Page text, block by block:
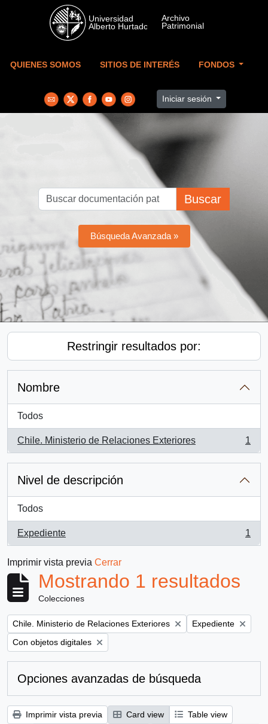
Skip to main content
QUIENES SOMOS SITIOS DE INTERÉS FONDOS
Iniciar sesión
Buscar
Búsqueda Avanzada »
Restringir resultados por:
Nombre
Todos
Chile. Ministerio de Relaciones Exteriores
, 1 resultados
1
Nivel de descripción
Todos
Expediente
, 1 resultados
1
Imprimir vista previa Cerrar
Mostrando 1 resultados
Colecciones
Remove filter:
Chile. Ministerio de Relaciones Exteriores Remove filter:
Expediente
Remove filter:
Con objetos digitales
Opciones avanzadas de búsqueda
Imprimir vista previa Card view
Table view